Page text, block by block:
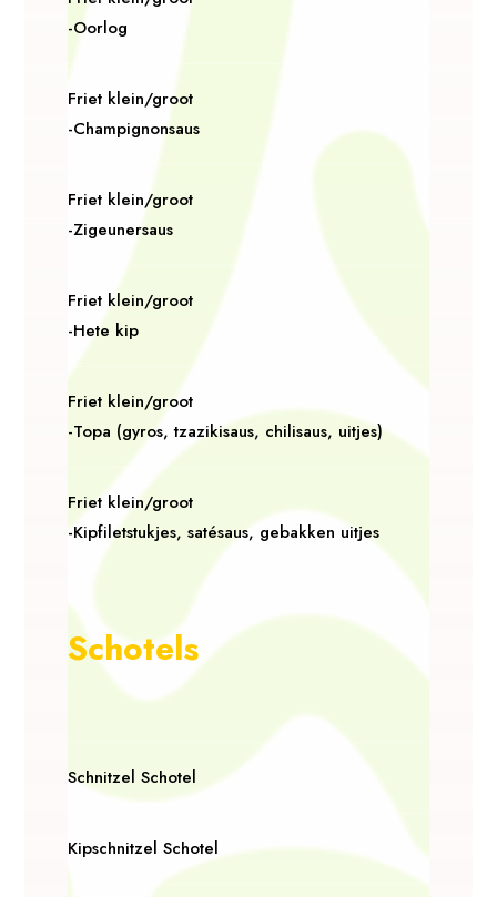
-Oorlog
Friet klein/groot
-Champignonsaus
Friet klein/groot
-Zigeunersaus
Friet klein/groot
-Hete kip
Friet klein/groot
-Topa (gyros, tzazikisaus, chilisaus, uitjes)
Friet klein/groot
-Kipfiletstukjes, satésaus, gebakken uitjes
Schotels
Schnitzel Schotel
Kipschnitzel Schotel